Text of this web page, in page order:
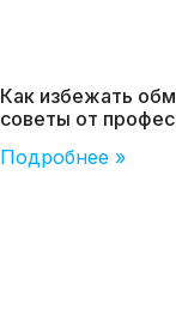
Как избежать
советы от
Подробнее »